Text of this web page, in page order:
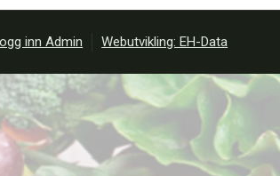
inn Admin Webutvikling: EH-Data